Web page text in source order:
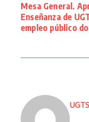
Mesa General.
Enseñanza de
empleo público